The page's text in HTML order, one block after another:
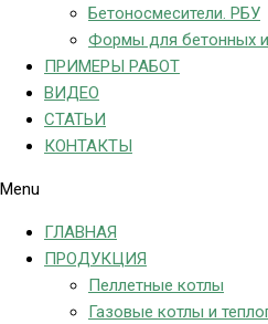
Бетоносмесители. РБУ
Формы для бетонных
ПРИМЕРЫ РАБОТ
ВИДЕО
СТАТЬИ
КОНТАКТЫ
Menu
ГЛАВНАЯ
ПРОДУКЦИЯ
Пеллетные котлы
Газовые котлы и